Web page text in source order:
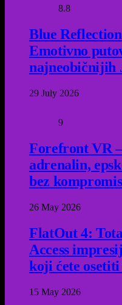
8.8
Blue
Emotivno
najneobičnijih
29 July 2026
9
Forefront VR
adrenalin,
bez
26 May 2026
FlatOut 4:
Access
koji ćete
15 May 2026